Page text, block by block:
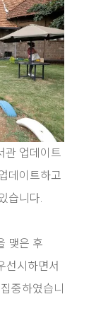
관 업데이트
데이트하고
습니다.
맺은 후
선시하면서
중하였습니